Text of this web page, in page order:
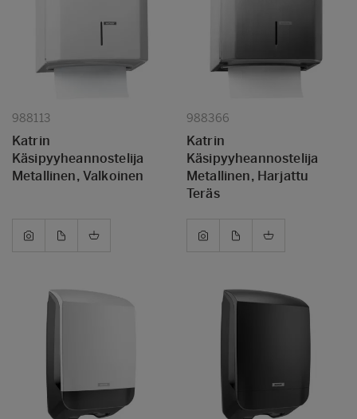
988113
Katrin
Käsipyyheannostelija
Metallinen, Valkoinen
988366
Katrin
Käsipyyheannostelija
Metallinen, Harjattu
Teräs